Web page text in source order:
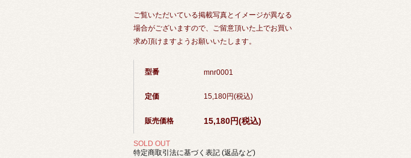
ご覧いただいている掲載写真とイメージが異なる
場合がございますので、ご留意頂いた上でお買い
求め頂けますようお願いいたします。
型番 mnr0001
定価 15,180円(税込)
販売価格 15,180円(税込)
SOLD OUT
特定商取引法に基づく表記 (返品など)